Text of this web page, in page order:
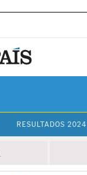
RESULTADOS 2024